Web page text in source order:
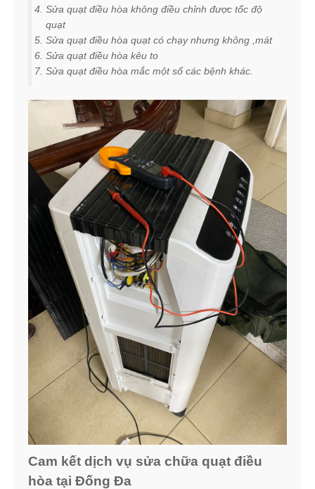
Sửa quạt điều hòa không điều chỉnh được tốc độ
quạt
Sửa quạt điều hòa quạt có chạy nhưng không ,mát
Sửa quạt điều hòa kêu to
Sửa quạt điều hòa mắc một số các bệnh khác.
Cam kết dịch vụ sửa chữa quạt điều
hòa tại Đống Đa